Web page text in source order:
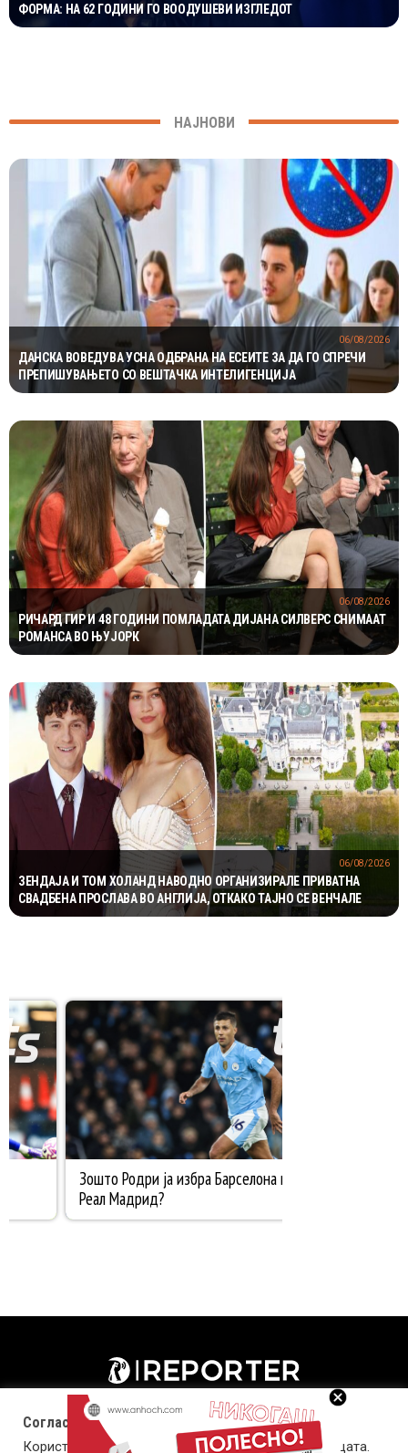
ФОРМА: НА 62 ГОДИНИ ГО ВООДУШЕВИ ИЗГЛЕДОТ
НАЈНОВИ
ДАНСКА ВОВЕДУВА УСНА ОДБРАНА НА ЕСЕИТЕ ЗА ДА ГО СПРЕЧИ
ПРЕПИШУВАЊЕТО СО ВЕШТАЧКА ИНТЕЛИГЕНЦИЈА
06/08/2026
РИЧАРД ГИР И 48 ГОДИНИ ПОМЛАДАТА ДИЈАНА СИЛВЕРС СНИМААТ
РОМАНСА ВО ЊУЈОРК
06/08/2026
ЗЕНДАЈА И ТОМ ХОЛАНД НАВОДНО ОРГАНИЗИРАЛЕ ПРИВАТНА
СВАДБЕНА ПРОСЛАВА ВО АНГЛИЈА, ОТКАКО ТАЈНО СЕ ВЕНЧАЛЕ
06/08/2026
Согласност за колачиња (cookies)
Користиме колачиња за оптимизирање на страницата.